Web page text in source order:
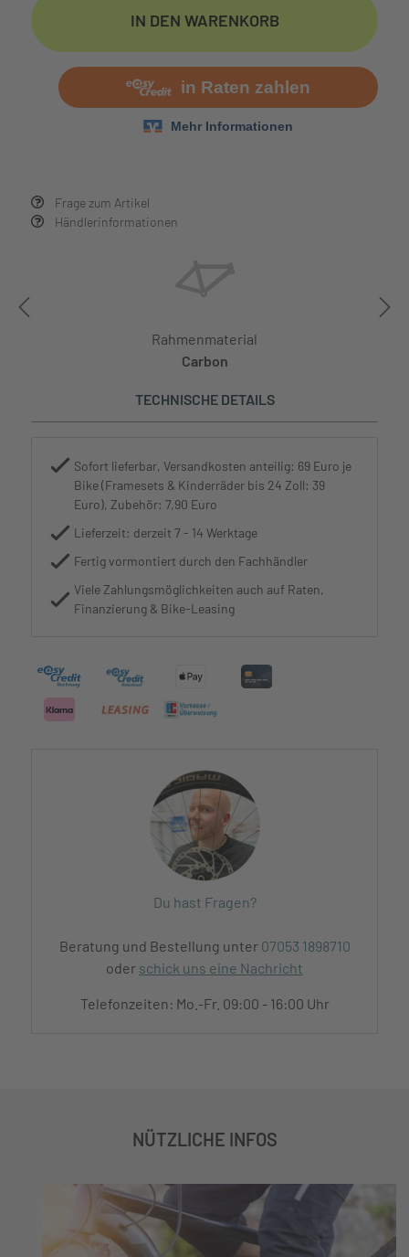
Frage zum Artikel
Händlerinformationen
IN DEN WARENKORB
Rahmenmaterial
Carbon
TECHNISCHE DETAILS
Sofort lieferbar, Versandkosten anteilig: 69 Euro je
Bike (Framesets & Kinderräder bis 24 Zoll: 39
Euro), Zubehör: 7,90 Euro
Lieferzeit: derzeit 7 - 14 Werktage
Fertig vormontiert durch den Fachhändler
Viele Zahlungsmöglichkeiten auch auf Raten,
Finanzierung & Bike-Leasing
Du hast Fragen?
Beratung und Bestellung unter 07053 1898710
oder schick uns eine Nachricht
Telefonzeiten: Mo.-Fr. 09:00 - 16:00 Uhr
NÜTZLICHE INFOS